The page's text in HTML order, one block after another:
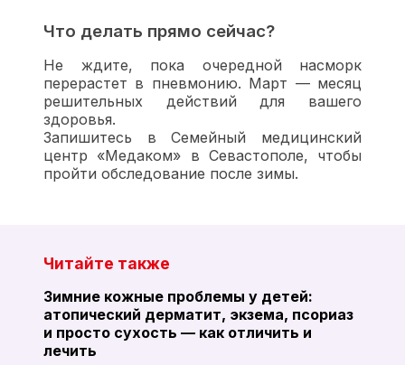
Что делать прямо сейчас?
Не ждите, пока очередной насморк
перерастет в пневмонию. Март — месяц
решительных действий для вашего
здоровья.
Запишитесь в Семейный медицинский
центр «Медаком» в Севастополе, чтобы
пройти обследование после зимы.
Читайте также
Зимние кожные проблемы у детей:
атопический дерматит, экзема, псориаз
и просто сухость — как отличить и
лечить